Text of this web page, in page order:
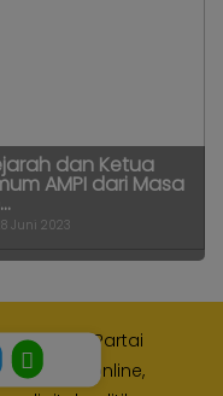
dan Ketua
AMPI dari Masa
Juni 2023
Internal Partai
media online,